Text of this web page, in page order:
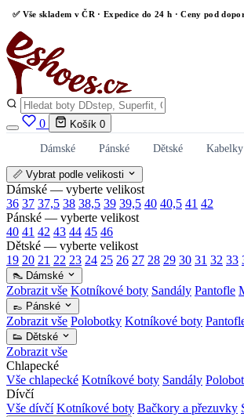
✅ Vše skladem v ČR · Expedice do 24 h · Ceny pod
0 Košík 0
Dámské Pánské Dětské
📏 Vybrat podle velikosti
Dámské — vyberte velikost
36 37 37,5 38 38,5 39 39,5 40 40,5 41 42
Pánské — vyberte velikost
40 41 42 43 44 45 46
Dětské — vyberte velikost
19 20 21 22 23 24 25 26 27 28 29 30 31 32 33
👠 Dámské
Zobrazit vše Kotníkové boty Sandály Pantofle
👞 Pánské
Zobrazit vše Polobotky Kotníkové boty
👟 Dětské
Zobrazit vše
Chlapecké
Vše chlapecké Kotníkové boty Sandály
Dívčí
Vše dívčí Kotníkové boty Bačkory a přezuvky